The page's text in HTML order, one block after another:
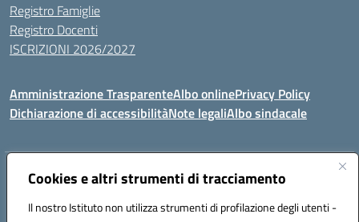
Cookies e altri strumenti di tracciamento
Il nostro Istituto non utilizza strumenti di profilazione degli utenti -
Registro Famiglie
Registro Docenti
ISCRIZIONI 2026/2027
Amministrazione TrasparenteAlbo onlinePrivacy Policy
Dichiarazione di accessibilitàNote legaliAlbo sindacale
Indirizzo:VIA S.VITTORIA, 11, 65024 MANOPPELLO (PE)
Posta elettronica certificata (PEC):peic81700n@pec.istruzione.it